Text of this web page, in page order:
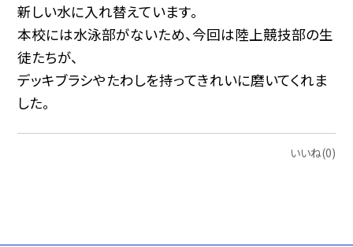
新しい水に入れ替えています。
本校には水泳部がないため、今回は陸上競技部の生
徒たちが、
デッキブラシやたわしを持ってきれいに磨いてくれま
した。
いいね(0)